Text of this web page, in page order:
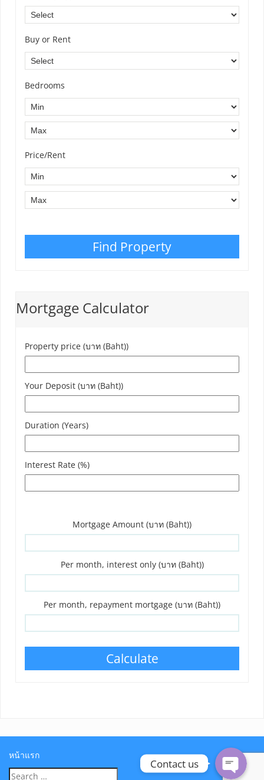
Buy or Rent
Bedrooms
Price/Rent
Find Property
Mortgage Calculator
Property price (บาท (Baht))
Your Deposit (บาท (Baht))
Duration (Years)
Interest Rate (%)
Mortgage Amount (บาท (Baht))
Per month, interest only (บาท (Baht))
Per month, repayment mortgage (บาท (Baht))
Calculate
หน้าแรก
Phone
Contact us